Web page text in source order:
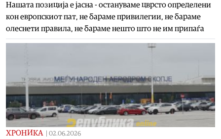
Нашата позиција е јасна - остануваме цврсто определени
кон европскиот пат, не бараме привилегии, не бараме
олеснети правила, не бараме нешто што не им припаѓа
ХРОНИКА 02.06.2026